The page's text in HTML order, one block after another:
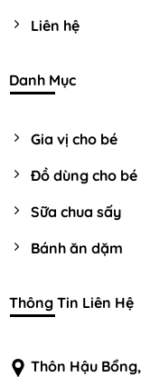
Liên hệ
Danh Mục
Gia vị cho bé
Đồ dùng cho bé
Sữa chua sấy
Bánh ăn dặm
Thông Tin Liên Hệ
Thôn Hậu